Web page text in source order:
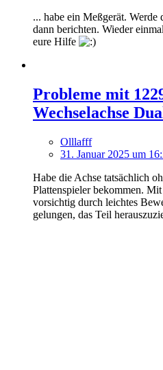
... habe ein Meßgerät. Werde
dann berichten. Wieder
eure Hilfe
Probleme mit
Wechselachse
Olllafff
31. Januar 2025 um
Habe die Achse tatsächlich
Plattenspieler bekommen.
vorsichtig durch leichtes
gelungen, das Teil